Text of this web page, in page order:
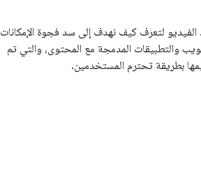
لتعرف كيف نهدف إلى سد فجوة الإمكانات
والتطبيقات المدمجة مع المحتوى، والتي تم
بطريقة تحترم المستخدمين.